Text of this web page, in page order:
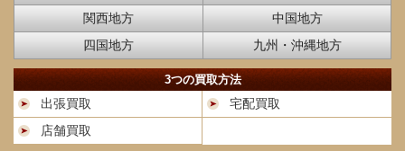
関西地方
中国地方
四国地方
九州・沖縄地方
3つの買取方法
出張買取
宅配買取
店舗買取